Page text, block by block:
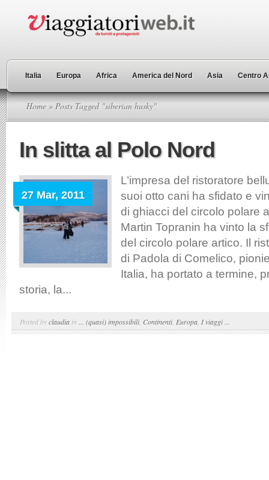
Italia Europa Africa America del Nord Asia Centro
Home » Posts Tagged "siberian husky"
In slitta al Polo Nord
27 Mar, 2011
L’impresa del ristoratore
suoi otto cani ha sfidato e
di ghiacci del circolo polare
Martin Topranin ha vinto la
del circolo polare artico. Il
di Padola di Comelico,
Italia, ha portato a termine,
storia, la...
Posted byclaudia in ... (quasi) impossibili, Continenti, Europa I viaggi ...